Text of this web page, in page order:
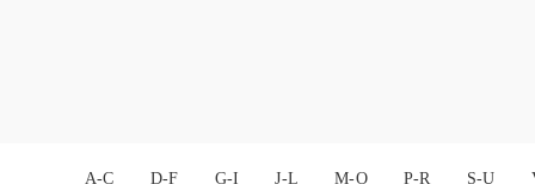
A-C D-F G-I J-L M-O P-R S-U